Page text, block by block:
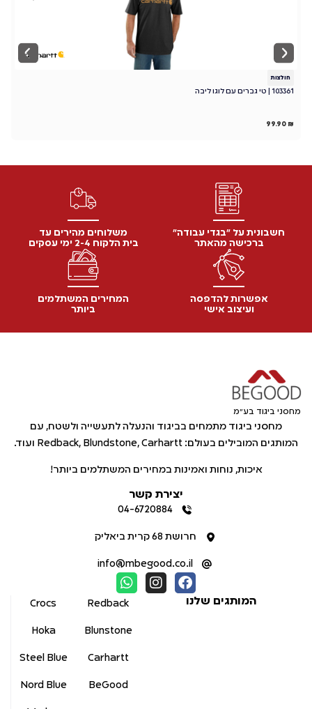
חולצות
103361 | טי גברים עם לוגו ליבה
99.90 ₪
חשבונית על "בגדי עבודה"
ברכישה מהאתר
משלוחים מהירים עד
בית הלקוח 2-4 ימי עסקים
אפשרות להדפסה
ועיצוב אישי
המחירים המשתלמים
ביותר
מחסני ביגוד בע"מ
מחסני ביגוד מתמחים בביגוד והנעלה לתעשייה ולשטח, עם
המותגים המובילים בעולם: Redback, Blundstone, Carhartt ועוד.
איכות, נוחות ואמינות במחירים המשתלמים ביותר!
המותגים שלנו Redback
Blunstone
Carhartt
BeGood
Crocs
Hoka
Steel Blue
Nord Blue
יצירת קשר
04-6720884
חרושת 68 קרית ביאליק
info@mbegood.co.il